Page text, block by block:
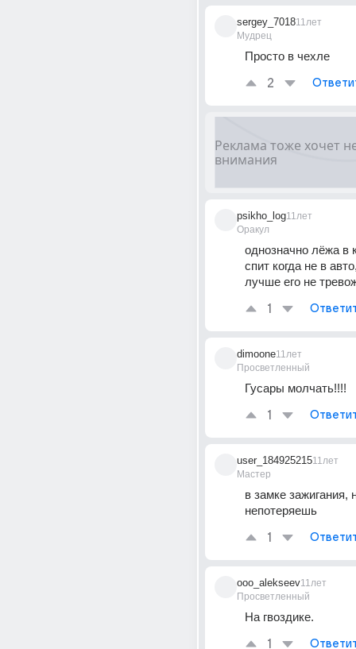
sergey_7018
Мудрец
11лет
Просто в чехле
2
psikho_log
Оракул
11лет
однозначно лёжа в
спит когда не в
лучше его не
1
dimoone
Просветленный
11лет
Гусары молчать!!!!
1
user_184925215
Мастер
11лет
в замке зажигания,
непотеряешь
1
ooo_alekseev
Просветленный
11лет
На гвоздике.
1